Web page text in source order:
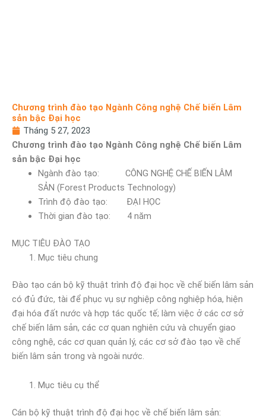
Chương trình đào tạo Ngành Công nghệ Chế biến Lâm
sản bậc Đại học
Tháng 5 27, 2023
Chương trình đào tạo Ngành Công nghệ Chế biến Lâm
sản bậc Đại học
Ngành đào tạo: CÔNG NGHỆ CHẾ BIẾN LÂM
SẢN (Forest Products Technology)
Trình độ đào tạo: ĐẠI HỌC
Thời gian đào tạo: 4 năm
MỤC TIÊU ĐÀO TẠO
Mục tiêu chung
Đào tạo cán bộ kỹ thuật trình độ đại học về chế biến lâm sản
có đủ đức, tài để phục vụ sự nghiệp công nghiệp hóa, hiện
đại hóa đất nước và hợp tác quốc tế; làm việc ở các cơ sở
chế biến lâm sản, các cơ quan nghiên cứu và chuyển giao
công nghệ, các cơ quan quản lý, các cơ sở đào tạo về chế
biến lâm sản trong và ngoài nước.
Mục tiêu cụ thể
Cán bộ kỹ thuật trình độ đại học về chế biến lâm sản: